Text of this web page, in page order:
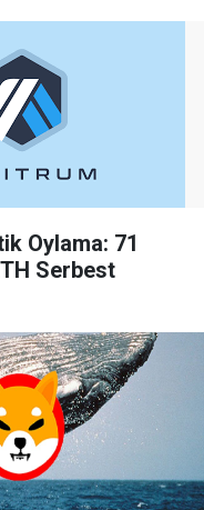
Oylama: 71
Serbest